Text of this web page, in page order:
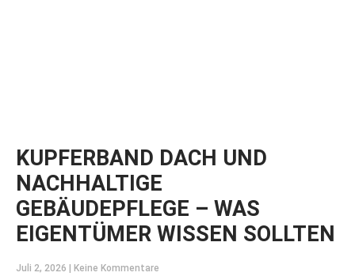
KUPFERBAND DACH UND
NACHHALTIGE
GEBÄUDEPFLEGE – WAS
EIGENTÜMER WISSEN SOLLTEN
Juli 2, 2026 Keine Kommentare